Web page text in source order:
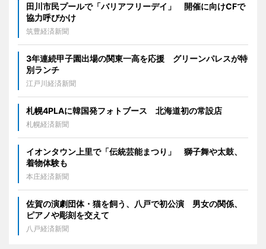
田川市民プールで「バリアフリーデイ」 開催に向けCFで
協力呼びかけ
筑豊経済新聞
3年連続甲子園出場の関東一高を応援 グリーンパレスが特
別ランチ
江戸川経済新聞
札幌4PLAに韓国発フォトブース 北海道初の常設店
札幌経済新聞
イオンタウン上里で「伝統芸能まつり」 獅子舞や太鼓、
着物体験も
本庄経済新聞
佐賀の演劇団体・猫を飼う、八戸で初公演 男女の関係、
ピアノや彫刻を交えて
八戸経済新聞